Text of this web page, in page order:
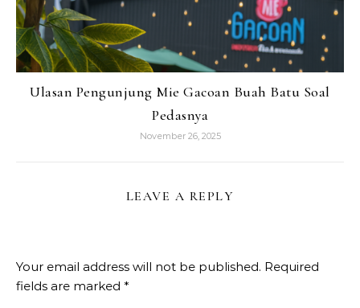
Ulasan Pengunjung Mie Gacoan Buah Batu Soal
Pedasnya
November 26, 2025
LEAVE A REPLY
Your email address will not be published. Required
fields are marked *